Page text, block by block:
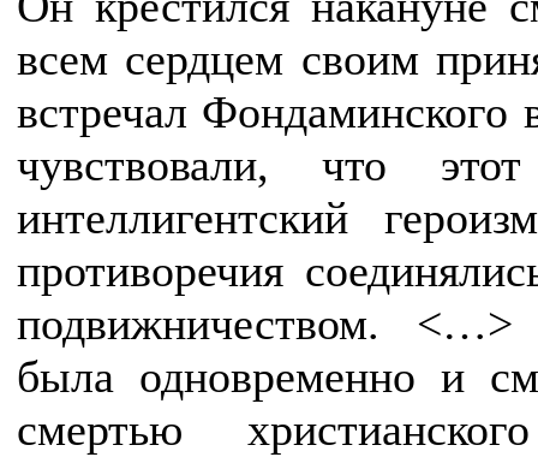
всем сердцем своим
встречал Фондаминского
чувствовали, что
интеллигентский
противоречия
подвижничеством.
была одновременно и
смертью